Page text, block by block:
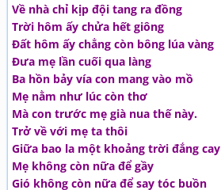
Về nhà chỉ kịp đội tang ra đồng
Trời hôm ấy chửa hết giông
Đất hôm ấy chẳng còn bông lúa vàng
Đưa mẹ lần cuối qua làng
Ba hồn bảy vía con mang vào mồ
Mẹ nằm như lúc còn thơ
Mà con trước mẹ già nua thế này.
Trở về với mẹ ta thôi
Giữa bao la một khoảng trời đắng cay
Mẹ không còn nữa để gầy
Gió không còn nữa để say tóc buồn